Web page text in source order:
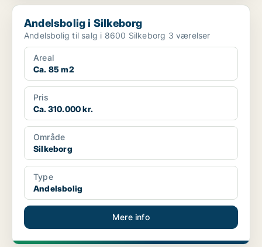
Andelsbolig i Silkeborg
Andelsbolig i Silkeborg
Andelsbolig til salg i 8600 Silkeborg 3 værelser
Areal
Ca. 85 m2
Pris
Ca. 310.000 kr.
Område
Silkeborg
Type
Andelsbolig
Mere info